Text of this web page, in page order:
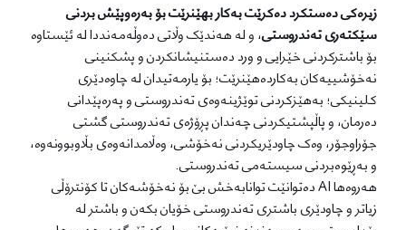
زیرەکی دەستکرد دەکرێت بەکار بهێنرێت بۆ بەرەوپێش بردنی
سێکتەری تەندروستی، و لە هەندێک وڵاتی دەوڵەمەنددا لە ئێستاوە
بۆ باشترکردنی خێرایی و ورد دەستنیشانکردن و پشکنینی
نەخۆشییەکان بەکاردەهێنرێت؛ بۆ یارمەتیدان لە چاوەدێری
کلینیکی؛ بەهێزکردنی توێژینەوەی تەندروستی و پەرەپێدانی
دەرمان، و پاڵپشتیکردنی چەندان پڕۆژەی تەندروستی گشتی
جۆراوجۆر، وەک چاودێریکردنی نەخۆشی، وەڵامدانەوەی بڵاوبوونەوە،
و بەڕێوەبردنی سیستەمی تەندروستی.
هەروەها AI دەتوانێت توانابەخش بێ بۆ نەخۆشەکان تا کۆنترۆڵی
زیاتر و چاودێری باشتری تەندروستی خۆیان بکەن و باشتر لە